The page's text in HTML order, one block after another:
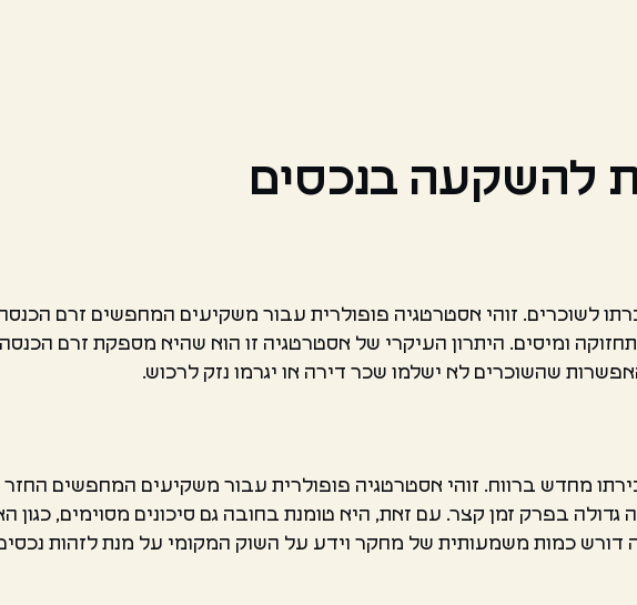
להשקעה בנכסים
לשוכרים. זוהי אסטרטגיה פופולרית עבור משקיעים המחפשים זרם
ומיסים. היתרון העיקרי של אסטרטגיה זו הוא שהיא מספקת זרם
שהשוכרים לא ישלמו שכר דירה או יגרמו נזק לרכוש.
מחדש ברווח. זוהי אסטרטגיה פופולרית עבור משקיעים המחפשים
גדולה בפרק זמן קצר. עם זאת, היא טומנת בחובה גם סיכונים מסוימים,
דורש כמות משמעותית של מחקר וידע על השוק המקומי על מנת לזהות